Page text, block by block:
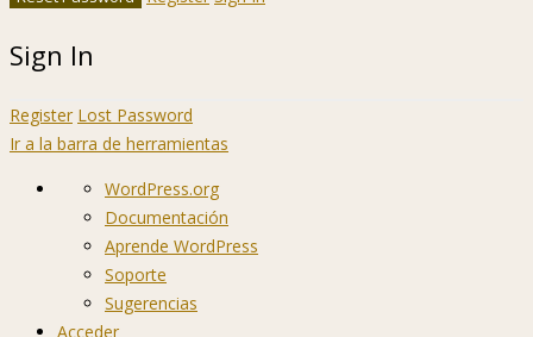
Sign In
Register Lost Password
Ir a la barra de herramientas
Acerca
WordPress
WordPress.org
Documentación
Aprende WordPress
Soporte
Sugerencias
Acceder